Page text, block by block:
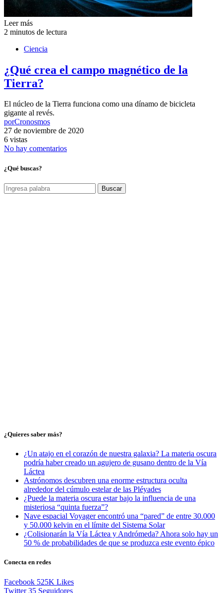
Leer más
2 minutos de lectura
Ciencia
¿Qué crea el campo magnético de la
Tierra?
El núcleo de la Tierra funciona como una dínamo de bicicleta
gigante al revés.
porCronosmos
27 de noviembre de 2020
6 vistas
No hay comentarios
¿Qué buscas?
Buscar
¿Quieres saber más?
¿Un atajo en el corazón de nuestra galaxia? La materia oscura
podría haber creado un agujero de gusano dentro de la Vía
Láctea
Astrónomos descubren una enorme estructura oculta
alrededor del cúmulo estelar de las Pléyades
¿Puede la materia oscura estar bajo la influencia de una
misteriosa “quinta fuerza”?
Nave espacial Voyager encontró una “pared” de entre 30.000
y 50.000 kelvin en el límite del Sistema Solar
¿Colisionarán la Vía Láctea y Andrómeda? Ahora solo hay un
50 % de probabilidades de que se produzca este evento épico
Conecta en redes
Facebook 525K Likes
Twitter 35 Seguidores